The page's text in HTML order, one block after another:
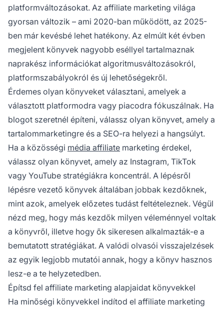
platformváltozásokat. Az affiliate marketing világa
gyorsan változik – ami 2020-ban működött, az 2025-
ben már kevésbé lehet hatékony. Az elmúlt két évben
megjelent könyvek nagyobb eséllyel tartalmaznak
naprakész információkat algoritmusváltozásokról,
platformszabályokról és új lehetőségekről.
Érdemes olyan könyveket választani, amelyek a
választott platformodra vagy piacodra fókuszálnak. Ha
blogot szeretnél építeni, válassz olyan könyvet, amely a
tartalommarketingre és a SEO-ra helyezi a hangsúlyt.
Ha a közösségi média affiliate marketing érdekel,
válassz olyan könyvet, amely az Instagram, TikTok
vagy YouTube stratégiákra koncentrál. A lépésről
lépésre vezető könyvek általában jobbak kezdőknek,
mint azok, amelyek előzetes tudást feltételeznek. Végül
nézd meg, hogy más kezdők milyen véleménnyel voltak
a könyvről, illetve hogy ők sikeresen alkalmazták-e a
bemutatott stratégiákat. A valódi olvasói visszajelzések
az egyik legjobb mutatói annak, hogy a könyv hasznos
lesz-e a te helyzetedben.
Építsd fel affiliate marketing alapjaidat könyvekkel
Ha minőségi könyvekkel indítod el affiliate marketing